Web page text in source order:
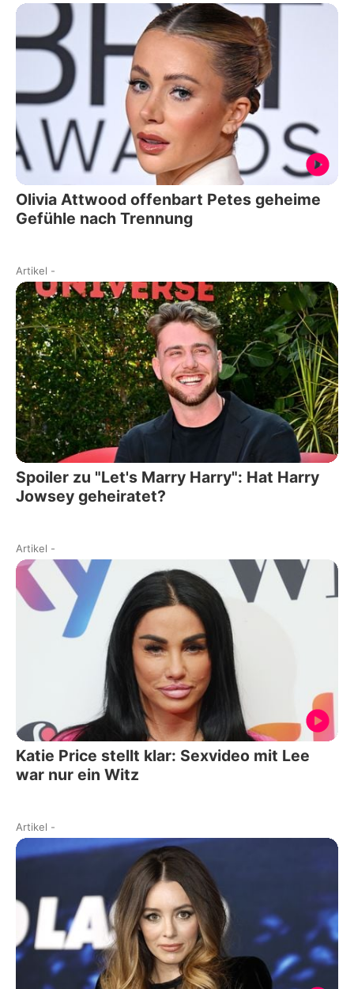
Olivia Attwood offenbart Petes geheime
Gefühle nach Trennung
Artikel -
Spoiler zu "Let's Marry Harry": Hat Harry
Jowsey geheiratet?
Artikel -
Katie Price stellt klar: Sexvideo mit Lee
war nur ein Witz
Artikel -